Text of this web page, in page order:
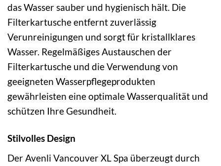
das Wasser sauber und hygienisch hält. Die
Filterkartusche entfernt zuverlässig
Verunreinigungen und sorgt für kristallklares
Wasser. Regelmäßiges Austauschen der
Filterkartusche und die Verwendung von
geeigneten Wasserpflegeprodukten
gewährleisten eine optimale Wasserqualität und
schützen Ihre Gesundheit.
Stilvolles Design
Der Avenli Vancouver XL Spa überzeugt durch